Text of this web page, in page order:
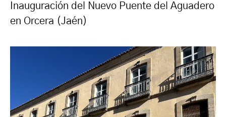
Inauguración del Nuevo Puente del Aguadero
en Orcera (Jaén)